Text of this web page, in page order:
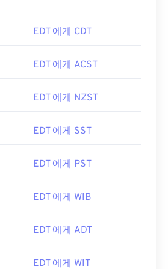
EDT 에게 CDT
EDT 에게 ACST
EDT 에게 NZST
EDT 에게 SST
EDT 에게 PST
EDT 에게 WIB
EDT 에게 ADT
EDT 에게 WIT